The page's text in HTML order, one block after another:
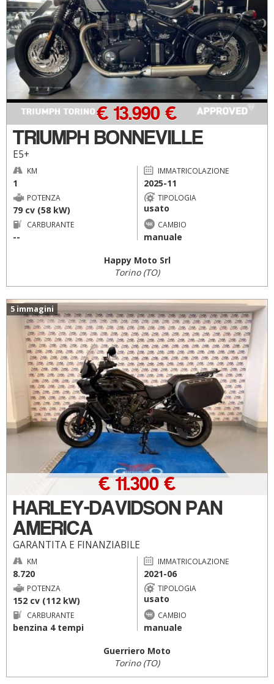
TRIUMPH BONNEVILLE
E5+
€ 13.990 €
KM
1
IMMATRICOLAZIONE
2025-11
POTENZA
79 cv (58 kW)
TIPOLOGIA
usato
CARBURANTE
--
CAMBIO
manuale
Happy Moto Srl
Torino (TO)
5 immagini
HARLEY-DAVIDSON PAN
AMERICA
GARANTITA E FINANZIABILE
€ 11.300 €
KM
8.720
IMMATRICOLAZIONE
2021-06
POTENZA
152 cv (112 kW)
TIPOLOGIA
usato
CARBURANTE
benzina 4 tempi
CAMBIO
manuale
Guerriero Moto
Torino (TO)